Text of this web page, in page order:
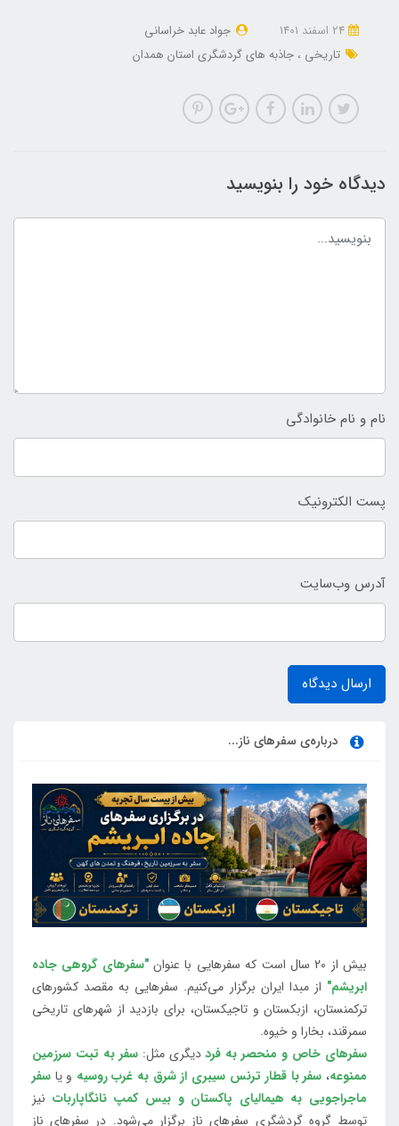
جواد عابد خراسانی
تاریخی
جاذبه های گردشگری استان همدان
دیدگاه خود را بنویسید
نام و نام خانوادگی
پست الکترونیک
آدرس وب‌سایت
ارسال دیدگاه
درباره‌ی سفرهای ناز...
بیش از 20 سال است که سفرهایی با عنوان
"سفرهای گروهی جاده
ابریشم" از مبدا ایران برگزار می‌کنیم. سفرهایی به مقصد کشورهای
ترکمنستان، ازبکستان و تاجیکستان، برای بازدید از شهرهای تاریخی
سمرقند، بخارا و خیوه.
سفرهای خاص و منحصر به فرددیگری مثل:سفر به تبت سرزمین
ممنوعه، سفر با قطار ترنس سیبری از شرق به غرب روسیه و یا سفر
ماجراجویی به هیمالیای پاکستان و بیس کمپ نانگاپاربات نیز
توسط گروه گردشگری سفرهای ناز برگزار می‌شود. در سفرهای ناز